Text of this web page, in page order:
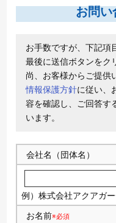
お問い
お手数ですが、下記項
最後に送信ボタンをク
尚、お客様からご提供
情報保護方針に従い、
容を確認し、ご回答す
います。
会社名（団体名）
例）株式会社アクアガ
お名前※必須